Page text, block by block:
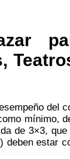
del
mínimo,
de 3×3,
estar